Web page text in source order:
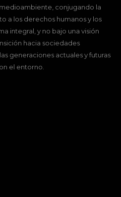
conjugando la
a los derechos humanos y los
integral, y no bajo una visión
hacia sociedades
generaciones actuales y futuras
el entorno.